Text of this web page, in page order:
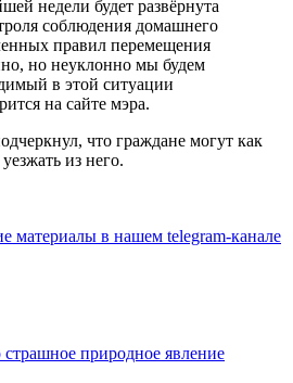
недели будет развёрнута
соблюдения домашнего
правил перемещения
но неуклонно мы будем
в этой ситуации
на сайте мэра.
что граждане могут как
из него.
материалы в нашем telegram-канале